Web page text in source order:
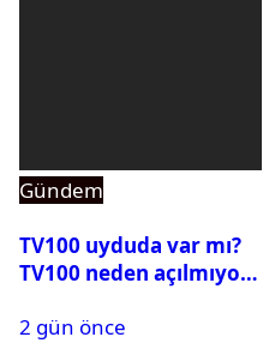
Gündem
TV100 uyduda var mı?
TV100 neden açılmıyor?
2 gün önce